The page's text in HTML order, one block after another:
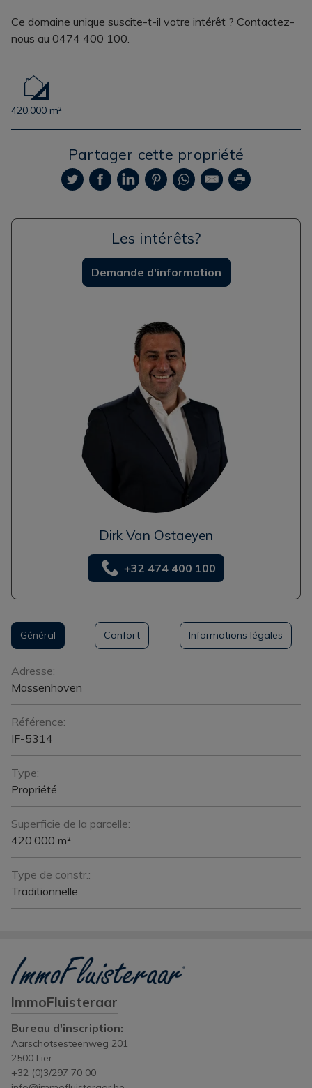
Ce domaine unique suscite-t-il votre intérêt ? Contactez-
nous au 0474 400 100.
420.000 m²
Partager cette propriété
Les intérêts?
Demande d'information
Dirk Van Ostaeyen
+32 474 400 100
Général Confort Informations légales
Général
Adresse:
Massenhoven
Référence:
IF-5314
Type:
Propriété
Superficie de la parcelle:
420.000 m²
Type de constr.:
Traditionnelle
ImmoFluisteraar
Bureau d'inscription:
Aarschotsesteenweg 201
2500 Lier
+32 (0)3/297 70 00